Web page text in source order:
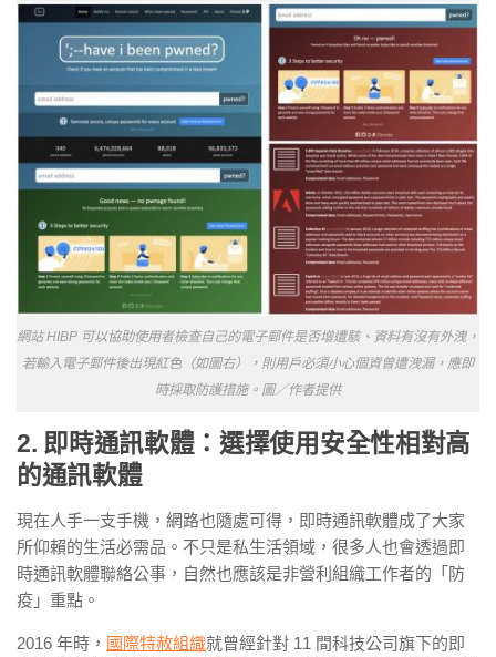
網站 HIBP 可以協助使用者檢查自己的電子郵件是否增遭駭、資料有沒有外洩，
若輸入電子郵件後出現紅色（如圖右），則用戶必須小心個資曾遭洩漏，應即
時採取防護措施。圖／作者提供
2. 即時通訊軟體：選擇使用安全性相對高
的通訊軟體
現在人手一支手機，網路也隨處可得，即時通訊軟體成了大家
所仰賴的生活必需品。不只是私生活領域，很多人也會透過即
時通訊軟體聯絡公事，自然也應該是非營利組織工作者的「防
疫」重點。
2016 年時， 國際特赦組織就曾經針對 11 間科技公司旗下的即